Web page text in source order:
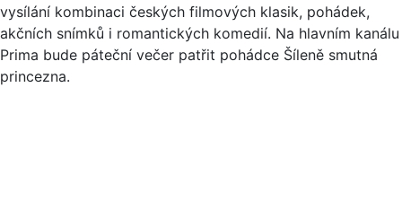
vysílání kombinaci českých filmových klasik, pohádek,
akčních snímků i romantických komedií. Na hlavním kanálu
Prima bude páteční večer patřit pohádce Šíleně smutná
princezna.